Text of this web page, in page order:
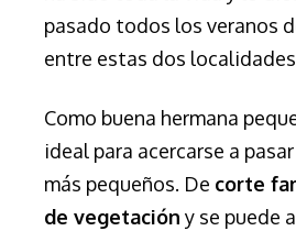
pasado todos los veranos
entre estas dos
Como buena hermana
ideal para acercarse a
más pequeños. De corte
de vegetación y se puede